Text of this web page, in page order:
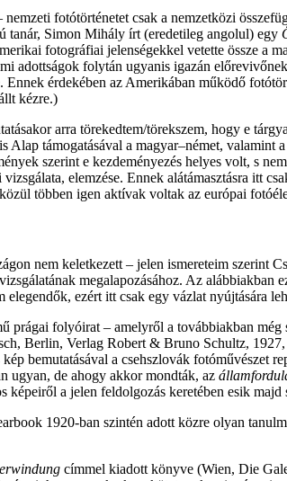
fotótörténetet csak a nemzetközi
tanár, Simon Mihály írt (eredetileg angolul) egy
fotográfiai jelenségekkel vetette össze a
adottságok folytán ugyanis igazán
érdekében az Amerikában működő
kézre.)
arra törekedtem/törekszem, hogy e
támogatásával a magyar–német, valamint
szerint e kezdeményezés helyes volt, s
elemzése. Ennek alátámasztásra itt
többen igen aktívak voltak az európai
nem keletkezett – jelen ismereteim szerint
megalapozásához. Az alábbiakban
elegendők, ezért itt csak egy vázlat nyújtására
folyóirat – amelyről a továbbiakban még
Berlin, Verlag Robert & Bruno Schultz,
bemutatásával a csehszlovák fotóművészet
ugyan, de ahogy akkor mondták, az
a jelen feldolgozás keretében esik majd
1920-ban szintén adott közre olyan
címmel kiadott könyve (Wien, Die